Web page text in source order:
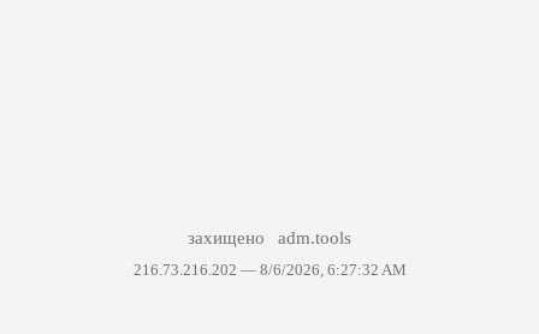
захищено adm.tools
216.73.216.202 — 8/6/2026, 6:27:32 AM